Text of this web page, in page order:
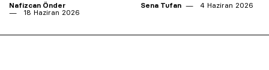
Nafizcan Önder
18 Haziran 2026
Sena Tufan 4 Haziran 2026